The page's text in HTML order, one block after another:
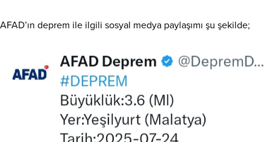
AFAD’ın deprem ile ilgili sosyal medya paylaşımı şu şekilde;